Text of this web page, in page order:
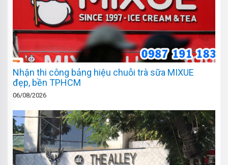
Nhận thi công bảng hiệu chuỗi trà sữa MIXUE
đẹp, bền TPHCM
06/08/2026